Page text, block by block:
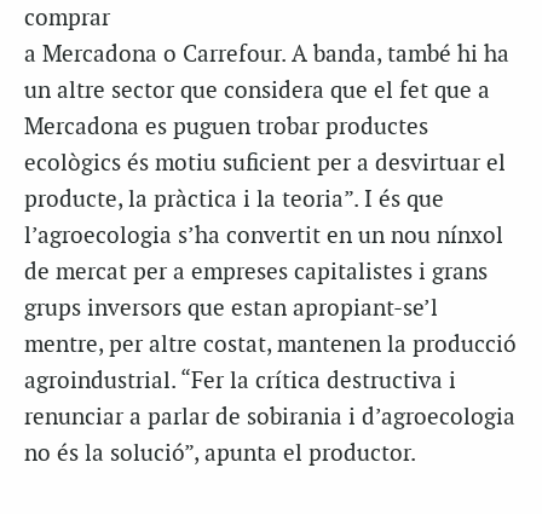
comprar
a Mercadona o Carrefour. A banda, també hi ha
un altre sector que considera que el fet que a
Mercadona es puguen trobar productes
ecològics és motiu suficient per a desvirtuar el
producte, la pràctica i la teoria”. I és que
l’agroecologia s’ha convertit en un nou nínxol
de mercat per a empreses capitalistes i grans
grups inversors que estan apropiant-se’l
mentre, per altre costat, mantenen la producció
agroindustrial. “Fer la crítica destructiva i
renunciar a parlar de sobirania i d’agroecologia
no és la solució”, apunta el productor.